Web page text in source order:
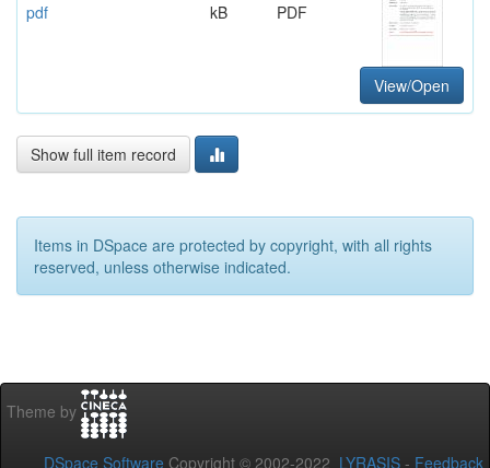
pdf
kB
PDF
View/Open
Show full item record
Items in DSpace are protected by copyright, with all rights
reserved, unless otherwise indicated.
Theme by
DSpace Software Copyright © 2002-2022 LYRASIS - Feedback